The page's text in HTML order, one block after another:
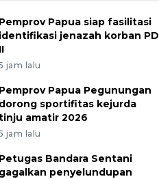
Pemprov Papua siap fasilitasi
identifikasi jenazah korban PD
II
jam lalu
Pemprov Papua Pegunungan
dorong sportifitas kejurda
amatir 2026
jam lalu
Petugas Bandara Sentani
gagalkan penyelundupan